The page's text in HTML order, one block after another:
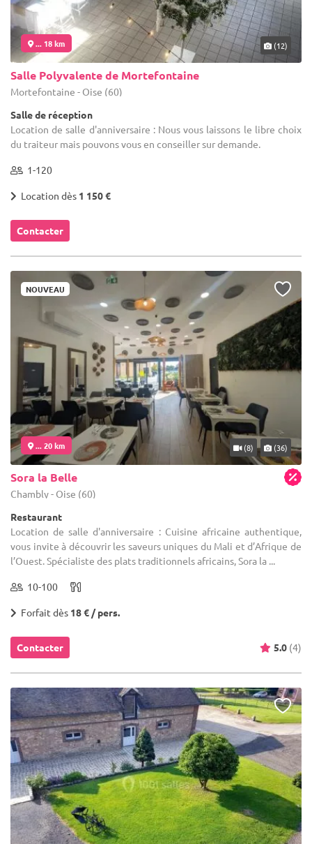
... 18 km (12)
Salle Polyvalente de Mortefontaine
Mortefontaine - Oise (60)
Salle de réception
Location de salle d'anniversaire : Nous vous laissons le libre choix
du traiteur mais pouvons vous en conseiller sur demande.
1-120
Location dès 1 150 €
Contacter
NOUVEAU
... 20 km (8) (36)
Sora la Belle
Chambly - Oise (60)
Restaurant
Location de salle d'anniversaire : Cuisine africaine authentique,
vous invite à découvrir les saveurs uniques du Mali et d’Afrique de
l’Ouest. Spécialiste des plats traditionnels africains, Sora la ...
10-100
Forfait dès 18 € / pers.
Contacter 5.0 (4)